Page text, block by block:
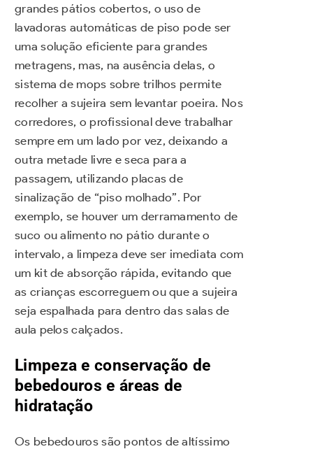
grandes pátios cobertos, o uso de
lavadoras automáticas de piso pode ser
uma solução eficiente para grandes
metragens, mas, na ausência delas, o
sistema de mops sobre trilhos permite
recolher a sujeira sem levantar poeira. Nos
corredores, o profissional deve trabalhar
sempre em um lado por vez, deixando a
outra metade livre e seca para a
passagem, utilizando placas de
sinalização de “piso molhado”. Por
exemplo, se houver um derramamento de
suco ou alimento no pátio durante o
intervalo, a limpeza deve ser imediata com
um kit de absorção rápida, evitando que
as crianças escorreguem ou que a sujeira
seja espalhada para dentro das salas de
aula pelos calçados.
Limpeza e conservação de
bebedouros e áreas de
hidratação
Os bebedouros são pontos de altíssimo